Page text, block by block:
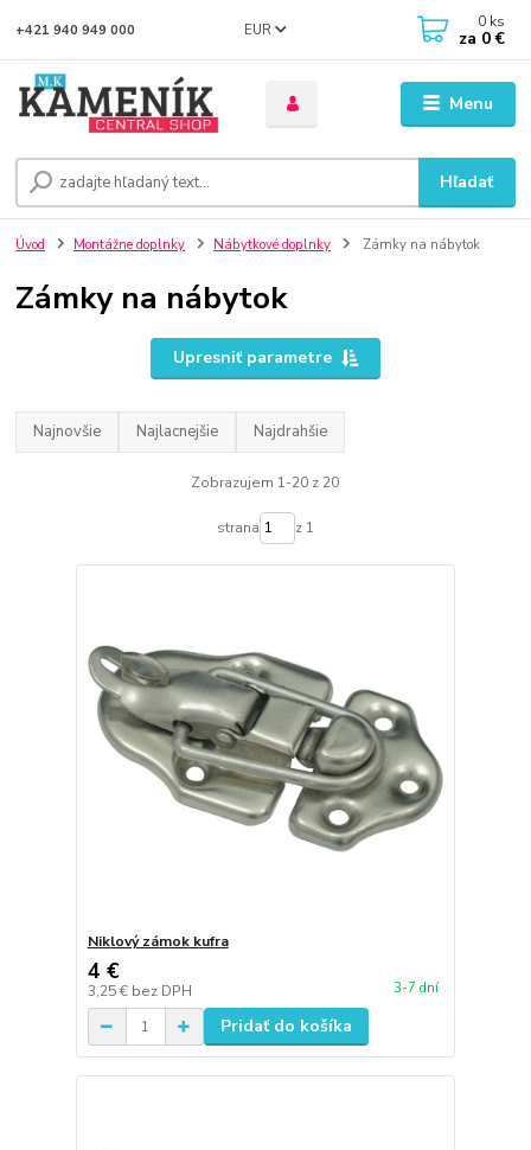
Menu
EUR
Hľadať
+421 940 949 000 0 ks
za 0 €
Úvod Montážne doplnky Nábytkové doplnky Zámky na nábytok
Zámky na nábytok
Upresniť parametre
Najnovšie Najlacnejšie Najdrahšie
Zobrazujem 1-20 z 20
strana z 1
Niklový zámok kufra
4 €
3,25 € bez DPH 3-7 dní
Pridať do košíka